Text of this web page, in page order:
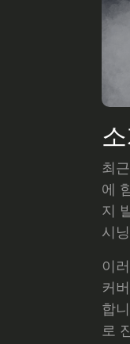
최
에
지
시
이
커
합
로